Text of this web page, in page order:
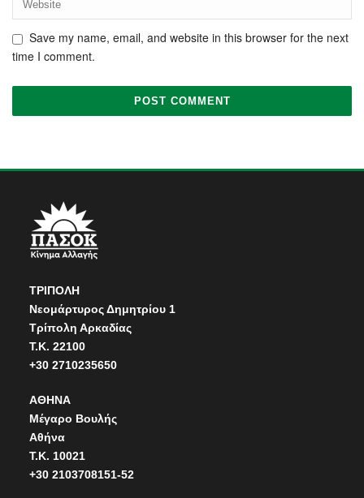
Save my name, email, and website in this browser for the next
time I comment.
ΤΡΙΠΟΛΗ
Νεομάρτυρος Δημητρίου 1
Τρίπολη Αρκαδίας
Τ.Κ. 22100
+30 2710235650
ΑΘΗΝΑ
Μέγαρο Βουλής
Αθήνα
Τ.Κ. 10021
+30 2103708151-52